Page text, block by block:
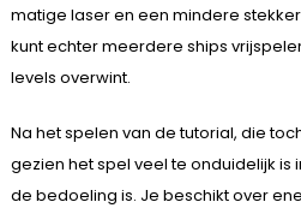
matige laser en een mindere
kunt echter meerdere ships
levels overwint.
Na het spelen van de tutorial, die
gezien het spel veel te onduidelijk is
de bedoeling is. Je beschikt over